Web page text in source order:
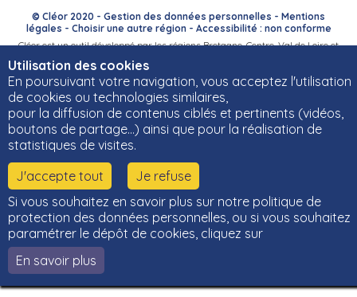
Utilisation des cookies
En poursuivant votre navigation, vous acceptez l'utilisation
de cookies ou technologies similaires,
pour la diffusion de contenus ciblés et pertinents (vidéos,
boutons de partage…) ainsi que pour la réalisation de
statistiques de visites.
J'accepte tout
Je refuse
Si vous souhaitez en savoir plus sur notre politique de
protection des données personnelles, ou si vous souhaitez
paramétrer le dépôt de cookies, cliquez sur
En savoir plus
© Cléor 2020 - Gestion des données personnelles - Mentions
légales - Choisir une autre région- Accessibilité : non conforme
Cléor est un outil développé par les régions Bretagne, Centre-Val de Loire et